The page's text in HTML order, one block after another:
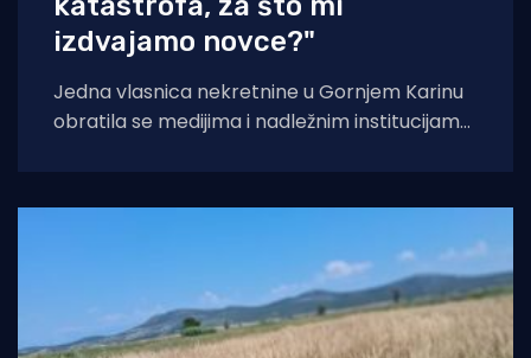
izdvajamo novce?"
Jedna vlasnica nekretnine u Gornjem Karinu
obratila se medijima i nadležnim institucijama